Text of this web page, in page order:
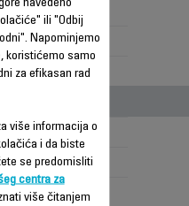
White
Satiny
0.81 m
Svakodnevno
navedeno
ili "Odbij
Napominjemo
koristićemo samo
za efikasan rad
više informacija o
i da biste
se predomisliti
centra za
više čitanjem